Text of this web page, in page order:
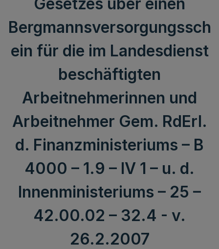
Bergmannsversorgungssch
ein für die im Landesdienst
beschäftigten
Arbeitnehmerinnen und
Arbeitnehmer Gem. RdErl.
d. Finanzministeriums – B
4000 – 1.9 – IV 1 – u. d.
Innenministeriums – 25 –
42.00.02 – 32.4 - v.
26.2.2007